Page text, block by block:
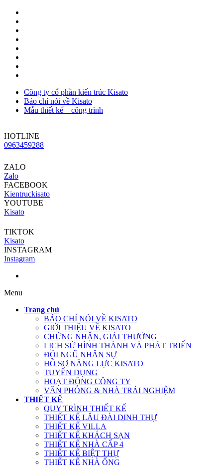
Công ty cổ phần kiến trúc Kisato
Báo chí nói về Kisato
Mẫu thiết kế – công trình
HOTLINE
0963459288
ZALO
Zalo
FACEBOOK
Kientruckisato
YOUTUBE
Kisato
TIKTOK
Kisato
INSTAGRAM
Instagram
Menu
Trang chủ
BÁO CHÍ NÓI VỀ KISATO
GIỚI THIỆU VỀ KISATO
CHỨNG NHẬN, GIẢI THƯỞNG
LỊCH SỬ HÌNH THÀNH VÀ PHÁT TRIỂN
ĐỘI NGŨ NHÂN SỰ
HỒ SƠ NĂNG LỰC KISATO
TUYỂN DỤNG
HOẠT ĐỘNG CÔNG TY
VĂN PHÒNG & NHÀ TRẢI NGHIỆM
THIẾT KẾ
QUY TRÌNH THIẾT KẾ
THIẾT KẾ LÂU ĐÀI DINH THỰ
THIẾT KẾ VILLA
THIẾT KẾ KHÁCH SẠN
THIẾT KẾ NHÀ CẤP 4
THIẾT KẾ BIỆT THỰ
THIẾT KẾ NHÀ ỐNG